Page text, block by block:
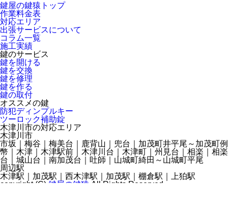
鍵屋の鍵猿トップ
作業料金表
対応エリア
出張サービスについて
コラム一覧
施工実績
鍵のサービス
鍵を開ける
鍵を交換
鍵を修理
鍵を作る
鍵の取付
オススメの鍵
防犯ディンプルキー
ツーロック補助錠
木津川市の対応エリア
木津川市
市坂｜梅谷｜梅美台｜鹿背山｜兜台｜加茂町井平尾～加茂町例
幣｜木津｜木津駅前｜木津川台｜木津町｜州見台｜相楽｜相楽
台｜城山台｜南加茂台｜吐師｜山城町綺田～山城町平尾
周辺駅
木津駅｜加茂駅｜西木津駅｜加茂駅｜棚倉駅｜上狛駅
copyright (C) 鍵屋の鍵猿 All Rights Reserved